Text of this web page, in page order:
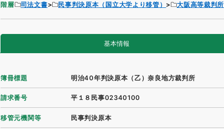
階層 司法文書 民事判決原本（国立大学より移管） 大阪高等裁判所
基本情報
簿冊標題 明治40年判決原本（乙）奈良地方裁判所
請求番号 平１８民事02340100
移管元機関等 民事判決原本